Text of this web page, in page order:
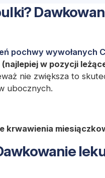
pochwy wywołanych
w pozycji
nie zwiększa to
ubocznych.
krwawienia